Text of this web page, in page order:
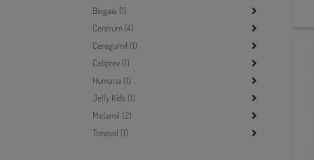
Biogaia (1)
Centrum (4)
Ceregumil (1)
Coliprev (1)
Humana (1)
Jelly Kids (1)
Melamil (2)
Tonosol (1)